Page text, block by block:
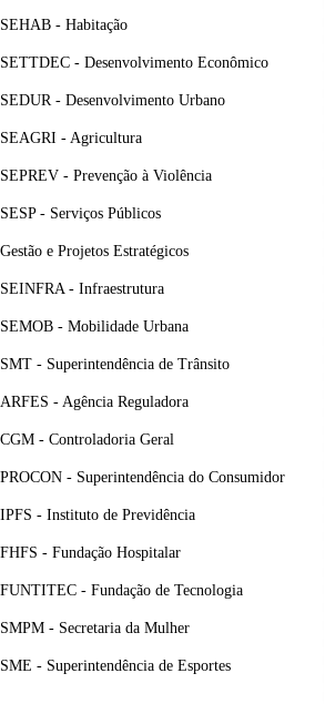
SEHAB - Habitação
SETTDEC - Desenvolvimento Econômico
SEDUR - Desenvolvimento Urbano
SEAGRI - Agricultura
SEPREV - Prevenção à Violência
SESP - Serviços Públicos
Gestão e Projetos Estratégicos
SEINFRA - Infraestrutura
SEMOB - Mobilidade Urbana
SMT - Superintendência de Trânsito
ARFES - Agência Reguladora
CGM - Controladoria Geral
PROCON - Superintendência do Consumidor
IPFS - Instituto de Previdência
FHFS - Fundação Hospitalar
FUNTITEC - Fundação de Tecnologia
SMPM - Secretaria da Mulher
SME - Superintendência de Esportes